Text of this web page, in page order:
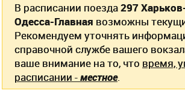
В расписании поезда297
Одесса-Главная возможны
Рекомендуем уточнять
справочной службе вашего
ваше внимание на то, что время,
расписании -местное.